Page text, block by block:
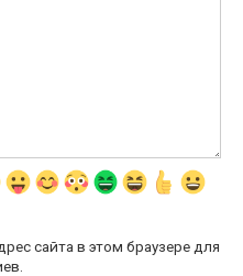
сайта в этом браузере для